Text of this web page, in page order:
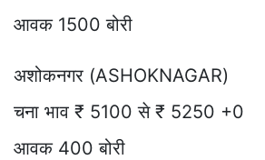
आवक 1500 बोरी
अशोकनगर (ASHOKNAGAR)
चना भाव ₹ 5100 से ₹ 5250 +0
आवक 400 बोरी